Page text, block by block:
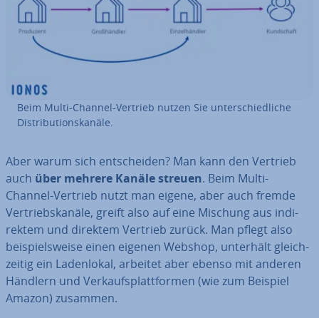
Beim Multi-Channel-Vertrieb nutzen Sie un­ter­schied­li­che
Dis­tri­bu­ti­ons­ka­nä­le.
Aber warum sich ent­schei­den? Man kann den Vertrieb
auch über mehrere Kanäle streuen. Beim Multi-
Channel-Vertrieb nutzt man eigene, aber auch fremde
Ver­triebs­ka­nä­le, greift also auf eine Mischung aus in­di­
rek­tem und direktem Vertrieb zurück. Man pflegt also
bei­spiels­wei­se einen eigenen Webshop, unterhält gleich­
zei­tig ein La­den­lo­kal, arbeitet aber ebenso mit anderen
Händlern und Ver­kaufs­platt­for­men (wie zum Beispiel
Amazon) zusammen.